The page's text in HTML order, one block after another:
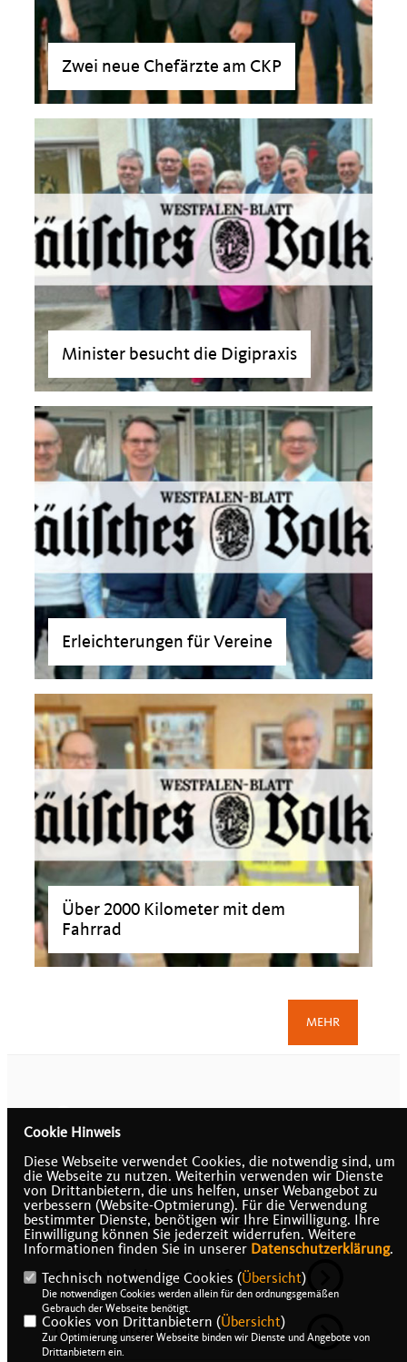
Zwei neue Chefärzte am CKP
Minister besucht die Digipraxis
Erleichterungen für Vereine
Über 2000 Kilometer mit dem
Fahrrad
MEHR
IMPRESSUM DATENSCHUTZ KONTAKT
CDU Kreisverband Paderborn
CDU Nordrhein-Westfalen
CDU Deutschland
Cookie Hinweis
Diese Webseite verwendet Cookies, die notwendig sind, um
die Webseite zu nutzen. Weiterhin verwenden wir Dienste
von Drittanbietern, die uns helfen, unser Webangebot zu
verbessern (Website-Optmierung). Für die Verwendung
bestimmter Dienste, benötigen wir Ihre Einwilligung. Ihre
Einwilligung können Sie jederzeit widerrufen. Weitere
Informationen finden Sie in unserer Datenschutzerklärung.
Technisch notwendige Cookies (Übersicht)
Die notwendigen Cookies werden allein für den ordnungsgemäßen
Gebrauch der Webseite benötigt.
Cookies von Drittanbietern (Übersicht)
Zur Optimierung unserer Webseite binden wir Dienste und Angebote von
Drittanbietern ein.